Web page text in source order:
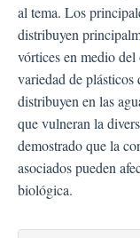
al tema. Los
distribuyen
vórtices en medio
variedad de plásticos
distribuyen en las
que vulneran la
demostrado que la
asociados pueden
biológica.